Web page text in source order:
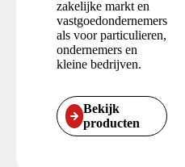
zakelijke markt en
vastgoedondernemers
als voor particulieren,
ondernemers en
kleine bedrijven.
Bekijk
producten